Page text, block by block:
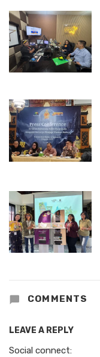
COMMENTS
LEAVE A REPLY
Social connect: